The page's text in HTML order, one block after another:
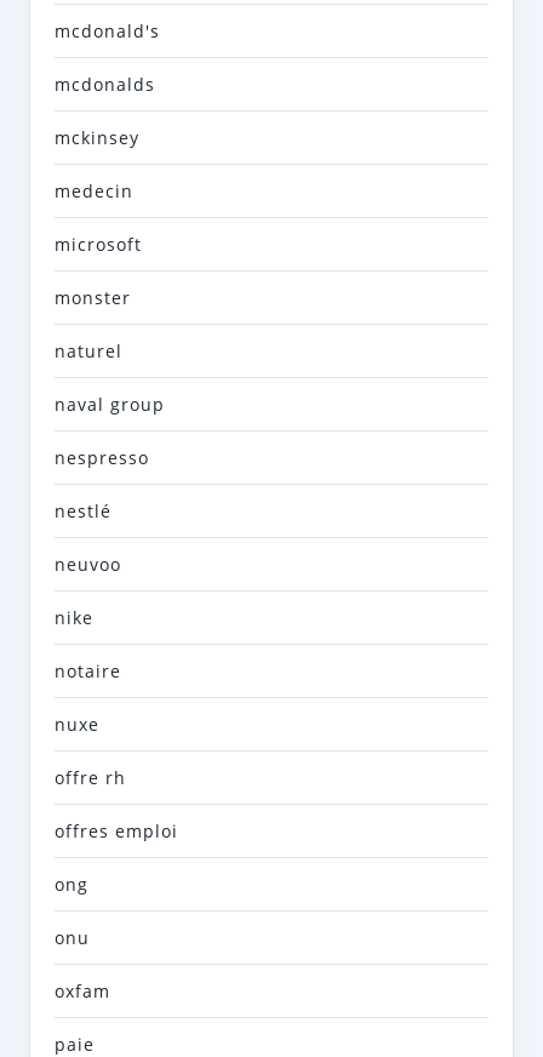
mcdonald's
mcdonalds
mckinsey
medecin
microsoft
monster
naturel
naval group
nespresso
nestlé
neuvoo
nike
notaire
nuxe
offre rh
offres emploi
ong
onu
oxfam
paie